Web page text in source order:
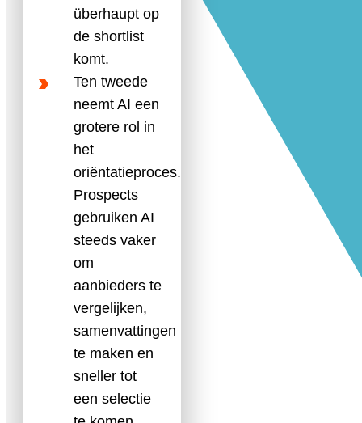
überhaupt op
de shortlist
komt.
Ten tweede
neemt AI een
grotere rol in
het
oriëntatieproces.
Prospects
gebruiken AI
steeds vaker
om
aanbieders te
vergelijken,
samenvattingen
te maken en
sneller tot
een selectie